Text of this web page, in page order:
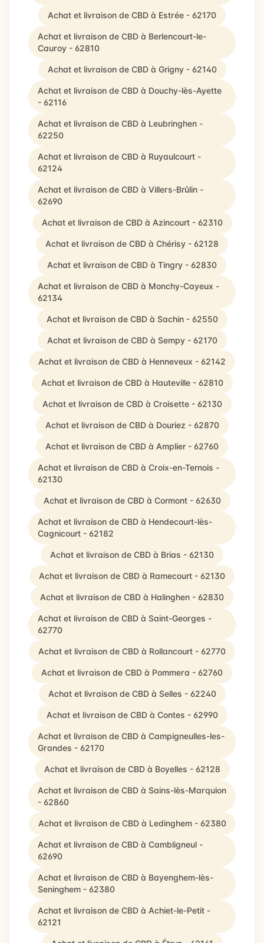
Achat et livraison de CBD à Estrée - 62170
Achat et livraison de CBD à Berlencourt-le-
Cauroy - 62810
Achat et livraison de CBD à Grigny - 62140
Achat et livraison de CBD à Douchy-lès-Ayette
- 62116
Achat et livraison de CBD à Leubringhen -
62250
Achat et livraison de CBD à Ruyaulcourt -
62124
Achat et livraison de CBD à Villers-Brûlin -
62690
Achat et livraison de CBD à Azincourt - 62310
Achat et livraison de CBD à Chérisy - 62128
Achat et livraison de CBD à Tingry - 62830
Achat et livraison de CBD à Monchy-Cayeux -
62134
Achat et livraison de CBD à Sachin - 62550
Achat et livraison de CBD à Sempy - 62170
Achat et livraison de CBD à Henneveux - 62142
Achat et livraison de CBD à Hauteville - 62810
Achat et livraison de CBD à Croisette - 62130
Achat et livraison de CBD à Douriez - 62870
Achat et livraison de CBD à Amplier - 62760
Achat et livraison de CBD à Croix-en-Ternois -
62130
Achat et livraison de CBD à Cormont - 62630
Achat et livraison de CBD à Hendecourt-lès-
Cagnicourt - 62182
Achat et livraison de CBD à Brias - 62130
Achat et livraison de CBD à Ramecourt - 62130
Achat et livraison de CBD à Halinghen - 62830
Achat et livraison de CBD à Saint-Georges -
62770
Achat et livraison de CBD à Rollancourt - 62770
Achat et livraison de CBD à Pommera - 62760
Achat et livraison de CBD à Selles - 62240
Achat et livraison de CBD à Contes - 62990
Achat et livraison de CBD à Campigneulles-les-
Grandes - 62170
Achat et livraison de CBD à Boyelles - 62128
Achat et livraison de CBD à Sains-lès-Marquion
- 62860
Achat et livraison de CBD à Ledinghem - 62380
Achat et livraison de CBD à Cambligneul -
62690
Achat et livraison de CBD à Bayenghem-lès-
Seninghem - 62380
Achat et livraison de CBD à Achiet-le-Petit -
62121